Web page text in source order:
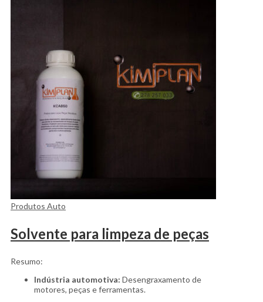
Produtos Auto
Solvente para limpeza de peças
Resumo:
Indústria automotiva: Desengraxamento de
motores, peças e ferramentas.